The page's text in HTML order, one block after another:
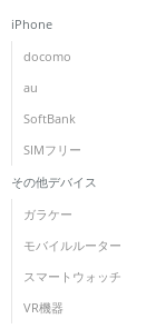
iPhone
docomo
au
SoftBank
SIMフリー
その他デバイス
ガラケー
モバイルルーター
スマートウォッチ
VR機器